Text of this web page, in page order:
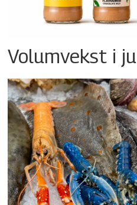
Volumvekst i